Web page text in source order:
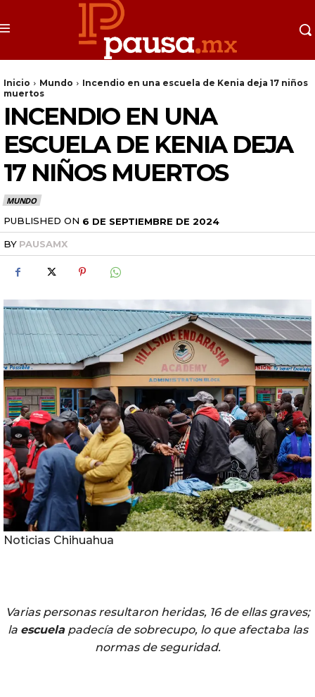
Inicio Mundo
Incendio en una escuela de Kenia deja 17 niños
muertos
INCENDIO EN UNA
ESCUELA DE KENIA DEJA
17 NIÑOS MUERTOS
MUNDO
PUBLISHED ON 6 DE SEPTIEMBRE DE 2024
BY PAUSAMX
Noticias Chihuahua
Varias personas resultaron heridas, 16 de ellas graves;
la escuelapadecía de sobrecupo, lo que afectaba las
normas de seguridad.